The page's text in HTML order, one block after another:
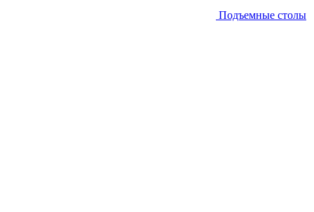
Подъемные столы